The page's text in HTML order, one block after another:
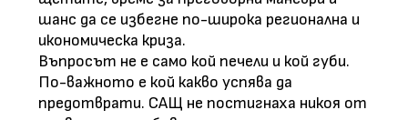
шанс да се избегне по-широка регионална и
икономическа криза.
Въпросът не е само кой печели и кой губи.
По-важното е кой какво успява да
предотврати. САЩ не постигнаха никоя от